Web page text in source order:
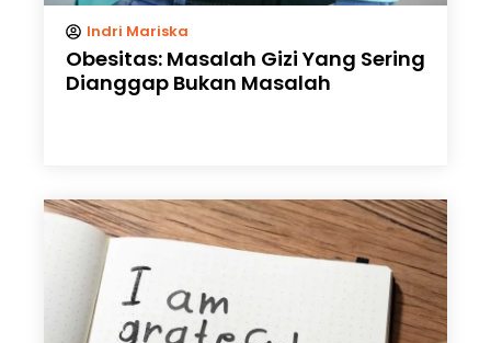
Indri Mariska
Obesitas: Masalah Gizi Yang Sering
Dianggap Bukan Masalah